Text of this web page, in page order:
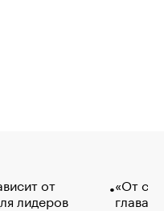
от
лидеров
«От
глава